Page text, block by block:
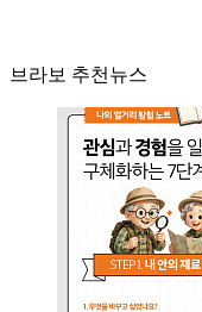
브라보 추천뉴스